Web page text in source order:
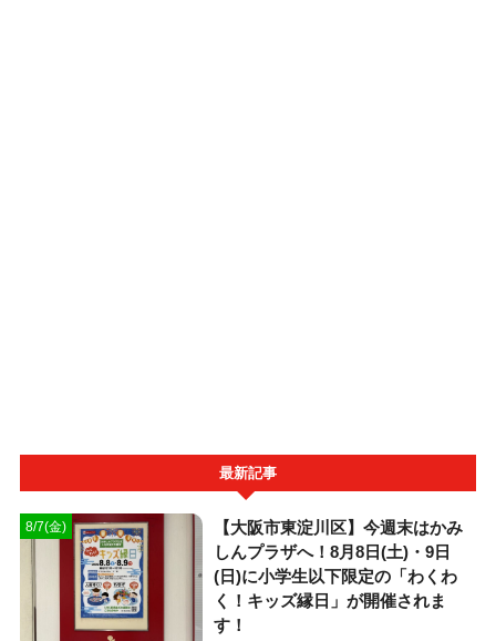
最新記事
8/7(金)
【大阪市東淀川区】今週末はかみ
しんプラザへ！8月8日(土)・9日
(日)に小学生以下限定の「わくわ
く！キッズ縁日」が開催されま
す！